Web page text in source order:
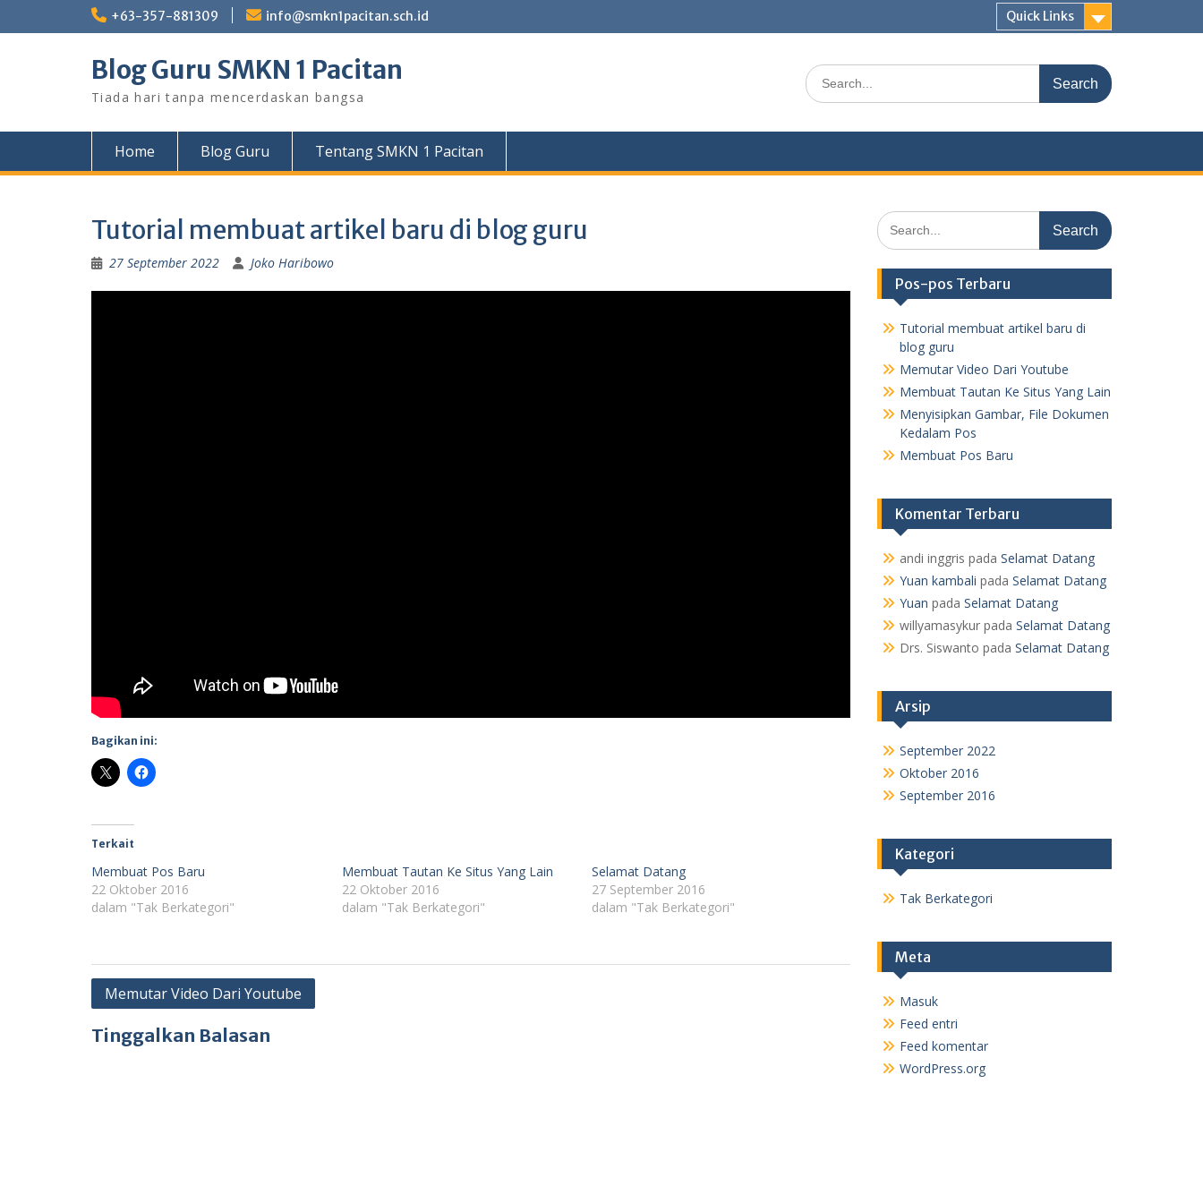
+63-357-881309 info@smkn1pacitan.sch.id Quick Links
Blog Guru SMKN 1 Pacitan
Tiada hari tanpa mencerdaskan bangsa
Search
for:
Home Blog Guru Tentang SMKN 1 Pacitan
Tutorial membuat artikel baru di blog guru
27 September 2022 Joko Haribowo
Bagikan ini:
Terkait
Membuat Pos Baru
22 Oktober 2016
dalam "Tak Berkategori"
Membuat Tautan Ke Situs Yang Lain
22 Oktober 2016
dalam "Tak Berkategori"
Selamat Datang
27 September 2016
dalam "Tak Berkategori"
Navigasi
Memutar Video Dari Youtube
Tinggalkan Balasan
Search
for:
Pos-pos Terbaru
Tutorial membuat artikel baru di
blog guru
Memutar Video Dari Youtube
Membuat Tautan Ke Situs Yang Lain
Menyisipkan Gambar, File Dokumen
Kedalam Pos
Membuat Pos Baru
Komentar Terbaru
andi inggris pada Selamat Datang
Yuan kambali pada Selamat Datang
Yuan pada Selamat Datang
willyamasykurpada Selamat Datang
Drs. Siswanto pada Selamat Datang
Arsip
September 2022
Oktober 2016
September 2016
Kategori
Tak Berkategori
Meta
Masuk
Feed entri
Feed komentar
WordPress.org